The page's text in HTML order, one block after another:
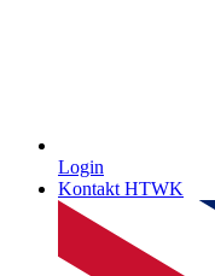
Login
Kontakt HTWK